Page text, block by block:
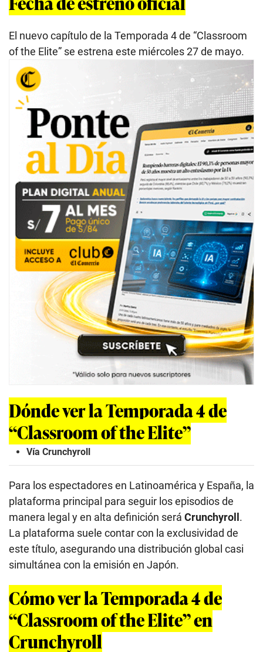
El nuevo capítulo de la Temporada 4 de “Classroom
of the Elite” se estrena este miércoles 27 de mayo.
Dónde ver la Temporada 4 de
“Classroom of the Elite”
Vía Crunchyroll
Para los espectadores en Latinoamérica y España, la
plataforma principal para seguir los episodios de
manera legal y en alta definición será Crunchyroll .
La plataforma suele contar con la exclusividad de
este título, asegurando una distribución global casi
simultánea con la emisión en Japón.
Cómo ver la Temporada 4 de
“Classroom of the Elite” en
Crunchyroll